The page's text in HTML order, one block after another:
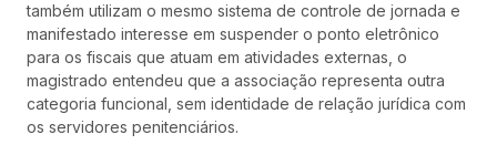
também utilizam o mesmo sistema de controle de jornada e
manifestado interesse em suspender o ponto eletrônico
para os fiscais que atuam em atividades externas, o
magistrado entendeu que a associação representa outra
categoria funcional, sem identidade de relação jurídica com
os servidores penitenciários.